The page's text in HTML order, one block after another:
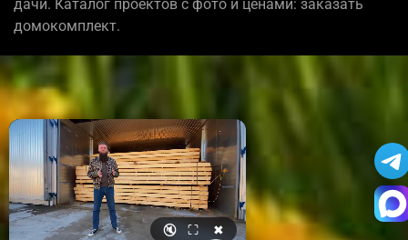
дачи. Каталог проектов с фото и ценами: заказать
домокомплект.
🔇 ⛶ ✖